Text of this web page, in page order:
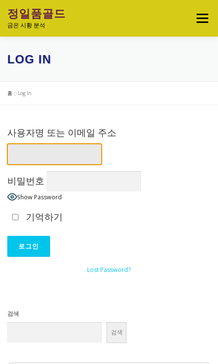
정일품골드
금은 시황 분석
메뉴
실시간 국제 금·은 시세 & 금은비율
오늘의 금은시세 분석
금·은 차트 & 전략 금은 생활 트렌드
정일품골드 제품관
LOG IN
홈 »Log In
사용자명 또는 이메일 주소
비밀번호
Show Password
기억하기
Lost Password?
검색
검색